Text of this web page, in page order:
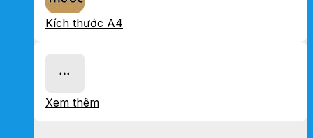
Kích thước A4
Xem thêm